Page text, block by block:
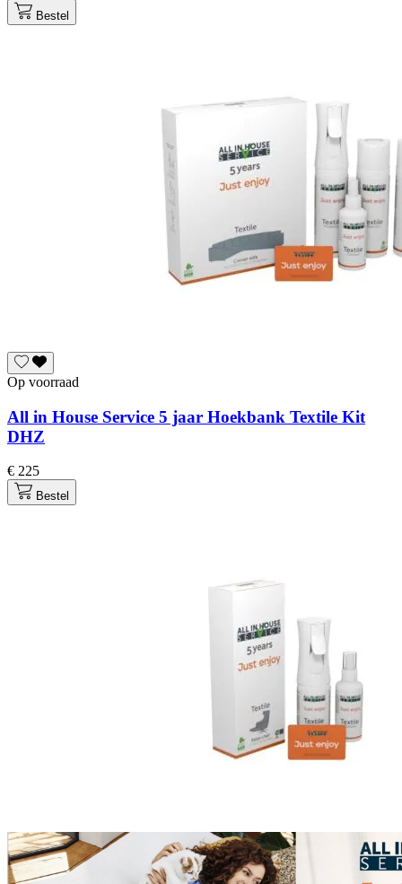
Bestel
Op voorraad
All in House Service 5 jaar Hoekbank Textile Kit
DHZ
€ 225
Bestel